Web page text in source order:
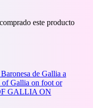
este producto